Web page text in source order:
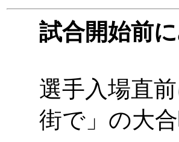
試合開始前
選手入場直
街で」の大合